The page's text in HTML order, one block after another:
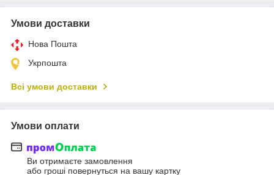
Умови доставки
Нова Пошта
Укрпошта
Всі умови доставки
Умови оплати
Ви отримаєте замовлення
або гроші повернуться на вашу картку